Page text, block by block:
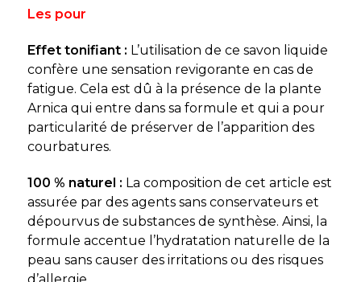
Les pour
Effet tonifiant : L’utilisation de ce savon liquide
confère une sensation revigorante en cas de
fatigue. Cela est dû à la présence de la plante
Arnica qui entre dans sa formule et qui a pour
particularité de préserver de l’apparition des
courbatures.
100 % naturel : La composition de cet article est
assurée par des agents sans conservateurs et
dépourvus de substances de synthèse. Ainsi, la
formule accentue l’hydratation naturelle de la
peau sans causer des irritations ou des risques